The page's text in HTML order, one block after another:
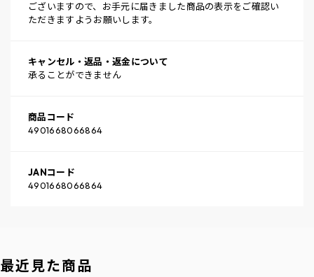
ございますので、お手元に届きました商品の表示をご確認い
ただきますようお願いします。
キャンセル・返品・返金について
承ることができません
商品コード
4901668066864
JANコード
4901668066864
最近見た商品